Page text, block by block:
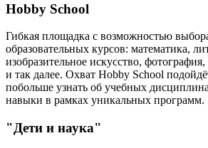
Hobby School
Гибкая площадка с возможностью
образовательных курсов: математика,
изобразительное искусство,
и так далее. Охват Hobby School
побольше узнать об учебных
навыки в рамках уникальных программ.
"Дети и наука"